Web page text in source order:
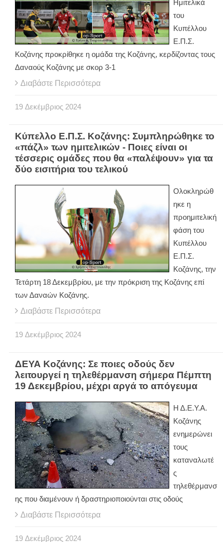
Ημιτελικά
του
Κυπέλλου
Ε.Π.Σ.
Κοζάνης προκρίθηκε η ομάδα της Κοζάνης, κερδίζοντας τους
Δαναούς Κοζάνης με σκορ 3-1
Διαβάστε Περισσότερα
19 Δεκέμβριος 2024
Κύπελλο Ε.Π.Σ. Κοζάνης: Συμπληρώθηκε το
«πάζλ» των ημιτελικών - Ποιες είναι οι
τέσσερις ομάδες που θα «παλέψουν» για τα
δύο εισιτήρια του τελικού
Ολοκληρώθ
ηκε η
προημιτελική
φάση του
Κυπέλλου
Ε.Π.Σ.
Κοζάνης, την
Τετάρτη 18 Δεκεμβρίου, με την πρόκριση της Κοζάνης επί
των Δαναών Κοζάνης.
Διαβάστε Περισσότερα
19 Δεκέμβριος 2024
ΔΕΥΑ Κοζάνης: Σε ποιες οδούς δεν
λειτουργεί η τηλεθέρμανση σήμερα Πέμπτη
19 Δεκεμβρίου, μέχρι αργά το απόγευμα
Η Δ.Ε.Υ.Α.
Κοζάνης
ενημερώνει
τους
καταναλωτέ
ς
τηλεθέρμανσ
ης που διαμένουν ή δραστηριοποιούνται στις οδούς
Διαβάστε Περισσότερα
19 Δεκέμβριος 2024